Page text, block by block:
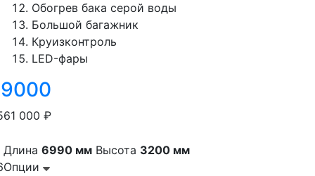
Обогрев бака серой воды
Большой багажник
Круизконтроль
LED-фары
000 ₽
Длина 6990 мм Высота 3200 мм
Опции